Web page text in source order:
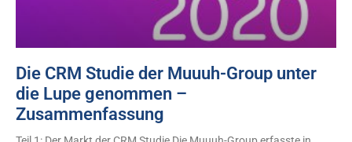
Die CRM Studie der Muuuh-Group unter
die Lupe genommen –
Zusammenfassung